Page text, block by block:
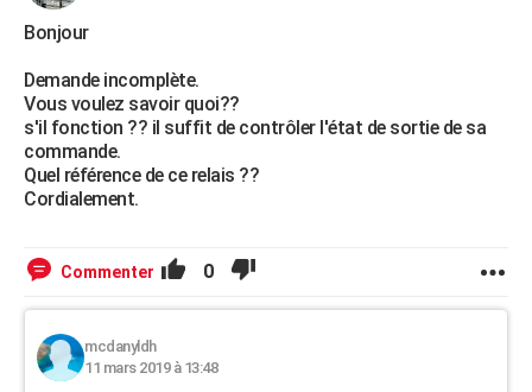
Destinations
City break
Voyage nature
Voyage de noces
Forum
Climat
+PHOTO
GUIDES D'ACHAT
BONS PLANS
CARTE DE VOEUX
Dictionnaire
Biographies
Citations
Expressions
Proverbes
PROGRAMME TV
COPAINS D'AVANT
S'inscrire
Se connecter
Lycées
Collèges
Primaires
Universités
Entreprises
Service militaire
Avis de recherche
AVIS DE DÉCÈS
Bonjour
Demande incomplète.
Vous voulez savoir quoi??
s'il fonction ?? il suffit de contrôler l'état de sortie de sa
commande.
Quel référence de ce relais ??
Cordialement.
Commenter 0
mcdanyldh
11 mars 2019 à 13:48